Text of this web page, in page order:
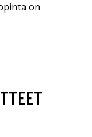
on